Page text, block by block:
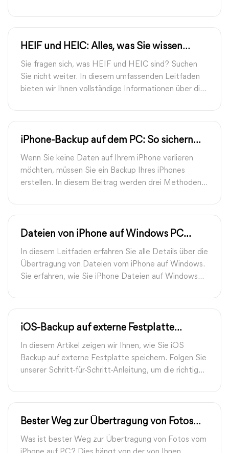
HEIF und HEIC: Alles, was Sie wissen
müssen
Sie fragen sich, was HEIF und HEIC sind? Suchen
Sie nicht weiter. In diesem umfassenden Leitfaden
bieten wir Ihnen vollständige Informationen über die
iPhone-Backup auf dem PC: So sichern
Sie Ihre Daten richtig
Wenn Sie keine Daten auf Ihrem iPhone verlieren
möchten, müssen Sie ein Backup Ihres iPhones
erstellen. In diesem Beitrag werden drei Methoden
Dateien von iPhone auf Windows PC
übertragen: Die 7 besten Methoden
In diesem Leitfaden erfahren Sie alle Details über die
Übertragung von Dateien vom iPhone auf Windows.
Sie erfahren, wie Sie iPhone Dateien auf Windows
iOS-Backup auf externe Festplatte
(Windows & Mac): So sichern Sie Ihr
iPhone richtig
In diesem Artikel zeigen wir Ihnen, wie Sie iOS
Backup auf externe Festplatte speichern. Folgen Sie
unserer Schritt-für-Schritt-Anleitung, um die richtige
Bester Weg zur Übertragung von Fotos
vom iPhone auf PC
Was ist bester Weg zur Übertragung von Fotos vom